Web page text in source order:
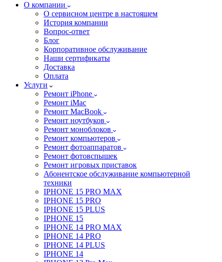
О компании
О сервисном центре в настоящем
История компании
Вопрос-ответ
Блог
Корпоративное обслуживание
Наши сертификаты
Доставка
Оплата
Услуги
Ремонт iPhone
Ремонт iMac
Ремонт MacBook
Ремонт ноутбуков
Ремонт моноблоков
Ремонт компьютеров
Ремонт фотоаппаратов
Ремонт фотовспышек
Ремонт игровых приставок
Абонентское обслуживание компьютерной
техники
IPHONE 15 PRO MAX
IPHONE 15 PRO
IPHONE 15 PLUS
IPHONE 15
IPHONE 14 PRO MAX
IPHONE 14 PRO
IPHONE 14 PLUS
IPHONE 14